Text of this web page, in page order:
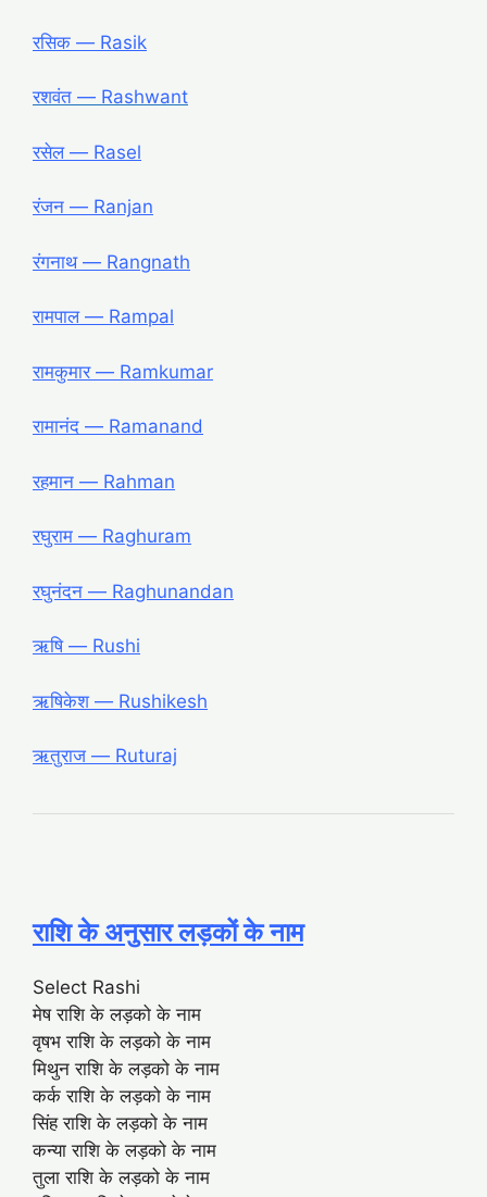
रसिक ― Rasik
रशवंत ― Rashwant
रसेल ― Rasel
रंजन ― Ranjan
रंगनाथ ― Rangnath
रामपाल ― Rampal
रामकुमार ― Ramkumar
रामानंद ― Ramanand
रहमान ― Rahman
रघुराम ― Raghuram
रघुनंदन ― Raghunandan
ऋषि ― Rushi
ऋषिकेश ― Rushikesh
ऋतुराज ― Ruturaj
राशि के अनुसार लड़कों के नाम
Select Rashi
मेष राशि के लड़को के नाम
वृषभ राशि के लड़को के नाम
मिथुन राशि के लड़को के नाम
कर्क राशि के लड़को के नाम
सिंह राशि के लड़को के नाम
कन्या राशि के लड़को के नाम
तुला राशि के लड़को के नाम